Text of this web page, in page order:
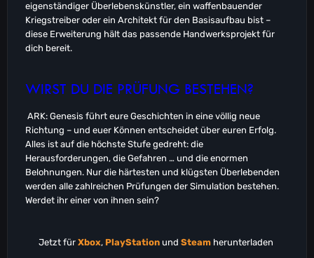
eigenständiger Überlebenskünstler, ein waffenbauender
Kriegstreiber oder ein Architekt für den Basisaufbau bist –
diese Erweiterung hält das passende Handwerksprojekt für
dich bereit.
WIRST DU DIE PRÜFUNG BESTEHEN?
ARK: Genesis führt eure Geschichten in eine völlig neue
Richtung – und euer Können entscheidet über euren Erfolg.
Alles ist auf die höchste Stufe gedreht: die
Herausforderungen, die Gefahren … und die enormen
Belohnungen. Nur die härtesten und klügsten Überlebenden
werden alle zahlreichen Prüfungen der Simulation bestehen.
Werdet ihr einer von ihnen sein?
Jetzt für Xbox, PlayStation und Steam herunterladen